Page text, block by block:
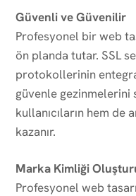
Güvenli ve Güvenilir
Profesyonel bir web
ön planda tutar. SSL
protokollerinin
güvenle gezinmelerini
kullanıcıların hem de
kazanır.
Marka Kimliği
Profesyonel web